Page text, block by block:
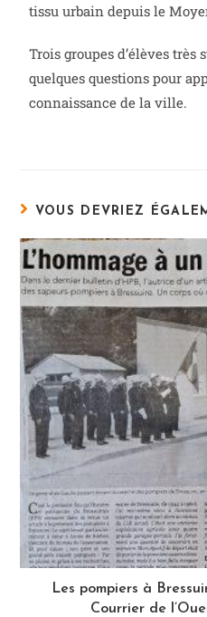
tissu urbain depuis le
Trois groupes d’élèves très
quelques questions pour
connaissance de la ville.
VOUS DEVRIEZ
Les pompiers à
Courrier de